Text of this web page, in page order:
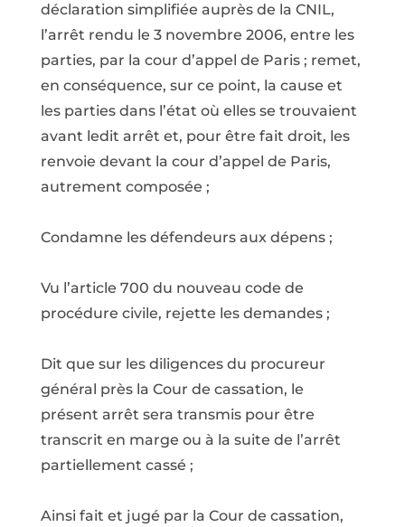
déclaration simplifiée auprès de la CNIL,
l’arrêt rendu le 3 novembre 2006, entre les
parties, par la cour d’appel de Paris ; remet,
en conséquence, sur ce point, la cause et
les parties dans l’état où elles se trouvaient
avant ledit arrêt et, pour être fait droit, les
renvoie devant la cour d’appel de Paris,
autrement composée ;
Condamne les défendeurs aux dépens ;
Vu l’article 700 du nouveau code de
procédure civile, rejette les demandes ;
Dit que sur les diligences du procureur
général près la Cour de cassation, le
présent arrêt sera transmis pour être
transcrit en marge ou à la suite de l’arrêt
partiellement cassé ;
Ainsi fait et jugé par la Cour de cassation,